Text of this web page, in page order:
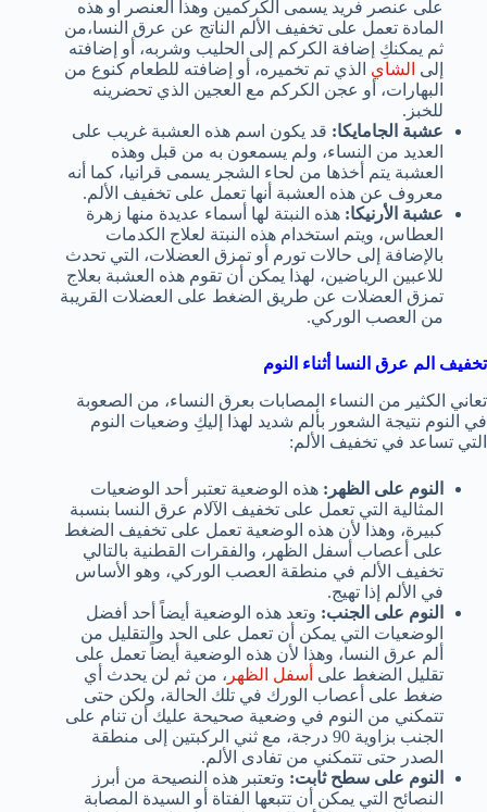
على عنصر فريد يسمى الكركمين وهذا العنصر أو هذه
المادة تعمل على تخفيف الألم الناتج عن عرق النسا،من
ثم يمكنكِ إضافة الكركم إلى الحليب وشربه، أو إضافته
إلى الشاي الذي تم تخميره، أو إضافته للطعام كنوع من
البهارات، أو عجن الكركم مع العجين الذي تحضرينه
للخبز.
عشبة الجامايكا: قد يكون اسم هذه العشبة غريب على
العديد من النساء، ولم يسمعون به من قبل وهذه
العشبة يتم أخذها من لحاء الشجر يسمى قرانيا، كما أنه
معروف عن هذه العشبة أنها تعمل على تخفيف الألم.
عشبة الأرنيكا: هذه النبتة لها أسماء عديدة منها زهرة
العطاس، ويتم استخدام هذه النبتة لعلاج الكدمات
بالإضافة إلى حالات تورم أو تمزق العضلات، التي تحدث
للاعبين الرياضين، لهذا يمكن أن تقوم هذه العشبة بعلاج
تمزق العضلات عن طريق الضغط على العضلات القريبة
من العصب الوركي.
تخفيف الم عرق النسا أثناء النوم
تعاني الكثير من النساء المصابات بعرق النساء، من الصعوبة
في النوم نتيجة الشعور بألم شديد لهذا إليكِ وضعيات النوم
التي تساعد في تخفيف الألم:
النوم على الظهر: هذه الوضعية تعتبر أحد الوضعيات
المثالية التي تعمل على تخفيف الآلام عرق النسا بنسبة
كبيرة، وهذا لأن هذه الوضعية تعمل على تخفيف الضغط
على أعصاب أسفل الظهر، والفقرات القطنية بالتالي
تخفيف الألم في منطقة العصب الوركي، وهو الأساس
في الألم إذا تهيج.
النوم على الجنب: وتعد هذه الوضعية أيضاً أحد أفضل
الوضعيات التي يمكن أن تعمل على الحد والتقليل من
ألم عرق النسا، وهذا لأن هذه الوضعية أيضاً تعمل على
تقليل الضغط على أسفل الظهر ، من ثم لن يحدث أي
ضغط على أعصاب الورك في تلك الحالة، ولكن حتى
تتمكني من النوم في وضعية صحيحة عليك أن تنام على
الجنب بزاوية 90 درجة، مع ثني الركبتين إلى منطقة
الصدر حتى تتمكني من تفادى الألم.
النوم على سطح ثابت: وتعتبر هذه النصيحة من أبرز
النصائح التي يمكن أن تتبعها الفتاة أو السيدة المصابة